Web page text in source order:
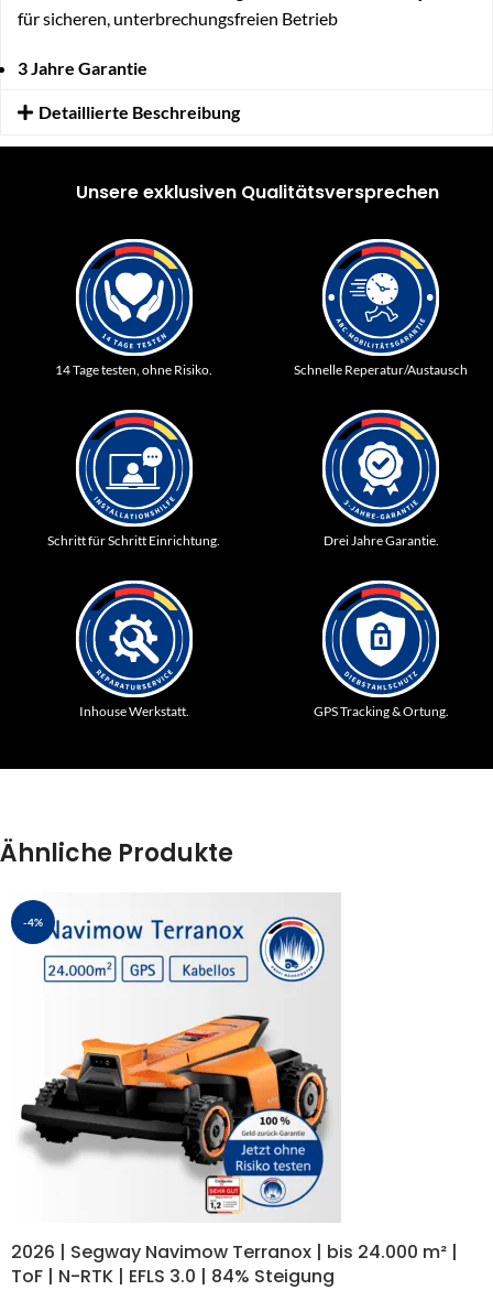
für sicheren, unterbrechungsfreien Betrieb
3 Jahre Garantie
Detaillierte Beschreibung
Unsere exklusiven Qualitätsversprechen
14 Tage testen, ohne Risiko. Schnelle Reperatur/Austausch
Schritt für Schritt Einrichtung. Drei Jahre Garantie.
Inhouse Werkstatt. GPS Tracking & Ortung.
Ähnliche Produkte
-4%
2026 | Segway Navimow Terranox | bis 24.000 m² |
ToF | N-RTK | EFLS 3.0 | 84% Steigung